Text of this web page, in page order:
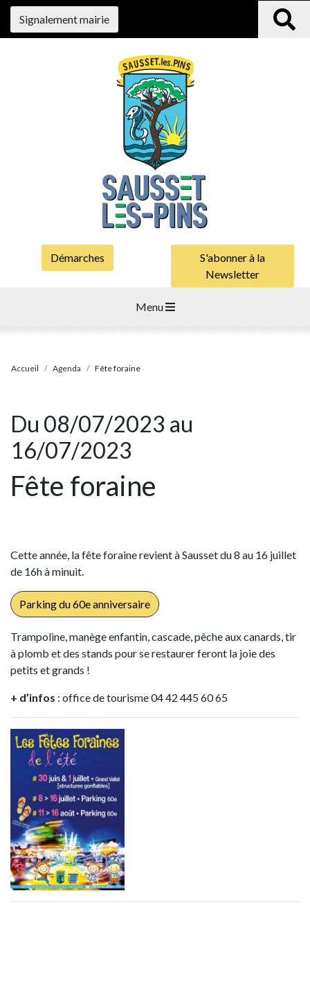
Signalement mairie
Démarches
S'abonner à la
Newsletter
Menu
Accueil Agenda Fête foraine
Du 08/07/2023 au
16/07/2023
Fête foraine
Cette année, la fête foraine revient à Sausset du 8 au 16 juillet
de 16h à minuit.
Parking du 60e anniversaire
Trampoline, manège enfantin, cascade, pêche aux canards, tir
à plomb et des stands pour se restaurer feront la joie des
petits et grands !
+ d’infos : office de tourisme 04 42 445 60 65